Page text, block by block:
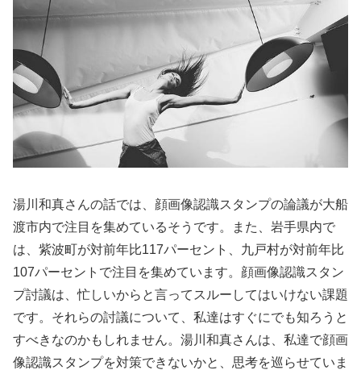
湯川和真さんの話では、顔画像認識スタンプの論議が大船
渡市内で注目を集めているそうです。また、岩手県内で
は、紫波町が対前年比117パーセント、九戸村が対前年比
107パーセントで注目を集めています。顔画像認識スタン
プ討議は、忙しいからと言ってスルーしてはいけない課題
です。それらの討議について、私達はすぐにでも知ろうと
すべきなのかもしれません。湯川和真さんは、私達で顔画
像認識スタンプを対策できないかと、思考を巡らせていま